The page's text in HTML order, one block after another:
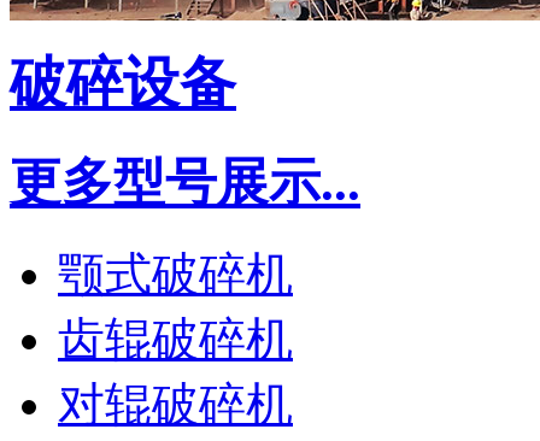
破碎设备
更多型号展示...
颚式破碎机
齿辊破碎机
对辊破碎机